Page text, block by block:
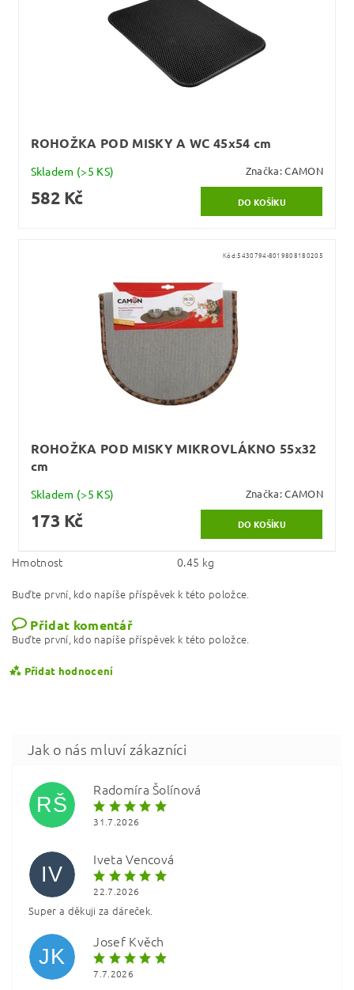
ROHOŽKA POD MISKY A WC 45x54 cm
Skladem (>5 KS) Značka:CAMON
582 Kč
Kód:5430794-8019808180205
ROHOŽKA POD MISKY MIKROVLÁKNO 55x32
cm
Skladem (>5 KS) Značka:CAMON
173 Kč
Hmotnost 0.45 kg
Buďte první, kdo napíše příspěvek k této položce.
Přidat komentář
Buďte první, kdo napíše příspěvek k této položce.
Přidat hodnocení
Vložením hodnocení souhlasíte s
RŠ
Radomíra Šolínová
31.7.2026
IV
Iveta Vencová
22.7.2026
Super a děkuji za dáreček.
JK
Josef Kvěch
7.7.2026